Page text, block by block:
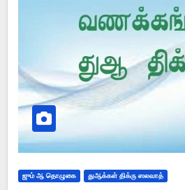
ஜும் ஆ தொழுகை துஆக்கள் திக்ரு ஸலவாத்